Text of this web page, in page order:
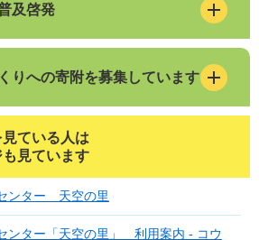
及啓発
りへの寄附を募集しています
ている人は
見ています
ンター 天空の里
ンター「天空の里」 利用案内 - コウ